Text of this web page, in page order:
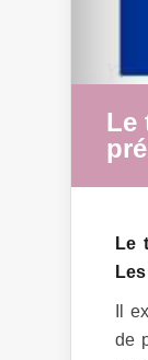
Le
Le
Il
de